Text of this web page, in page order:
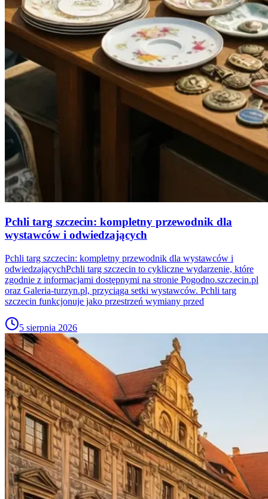
Pchli targ szczecin: kompletny przewodnik dla
wystawców i odwiedzających
Pchli targ szczecin: kompletny przewodnik dla wystawców i
odwiedzającychPchli targ szczecin to cykliczne wydarzenie, które
zgodnie z informacjami dostępnymi na stronie Pogodno.szczecin.pl
oraz Galeria-turzyn.pl, przyciąga setki wystawców. Pchli targ
szczecin funkcjonuje jako przestrzeń wymiany przed
5 sierpnia 2026